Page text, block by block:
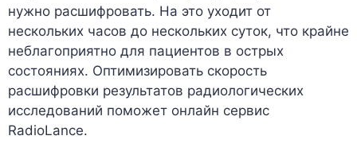
нужно расшифровать. На это уходит от
нескольких часов до нескольких суток, что крайне
неблагоприятно для пациентов в острых
состояниях. Оптимизировать скорость
расшифровки результатов радиологических
исследований поможет онлайн сервис
RadioLance.